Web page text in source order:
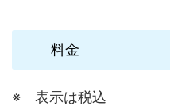
料金
※ 表示は税込